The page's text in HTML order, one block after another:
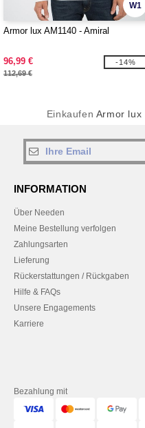
W1
Armor lux AM1140 - Amiral
96,99 €
112,69 €
-14%
Einkaufen Armor lux
INFORMATION
Über Needen
Meine Bestellung verfolgen
Zahlungsarten
Lieferung
Rückerstattungen / Rückgaben
Hilfe & FAQs
Unsere Engagements
Karriere
Bezahlung mit